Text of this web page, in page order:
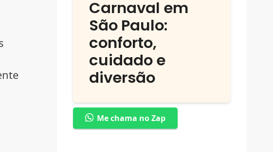
Carnaval em
São Paulo:
conforto,
cuidado e
diversão
Me chama no Zap